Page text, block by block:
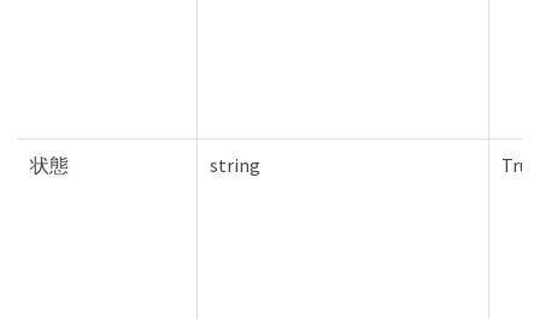
状態 string True